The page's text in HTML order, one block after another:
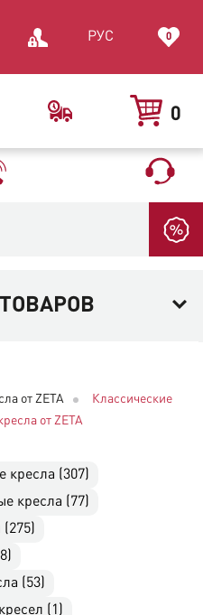
0
РУС 0
от ZETA
Классические
от ZETA
кресла (307)
кресла (77)
(275)
(53)
(1)